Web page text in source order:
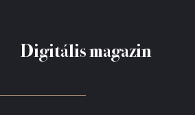
Digitális magazin